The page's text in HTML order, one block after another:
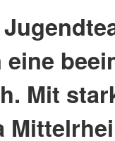
Mit